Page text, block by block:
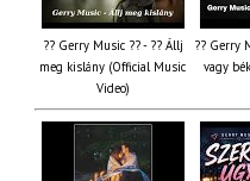
?? Gerry Music ?? - ?? Állj
meg kislány (Official Music
Video)
?? Gerry
vagy